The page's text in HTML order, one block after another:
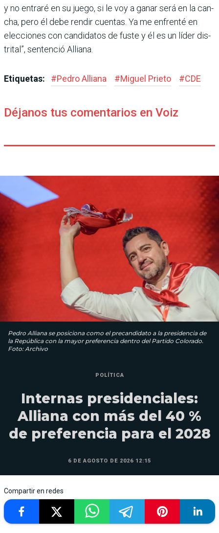
y no entraré en su juego, si le voy a ganar será en la can­
cha, pero él debe rendir cuentas. Ya me enfrenté en
elecciones con candidatos de fuste y él es un líder dis­
trital”, sentenció Alliana.
Etiquetas: #Pedro Alliana #Miguel Prieto #CDE
Déjanos tus comentarios en Voiz
Pedro Alliana se posiciona como el precandidato a la presidencia de
la República con la mayor preferencia dentro del Partido Colorado.
Foto: Archivo
POLÍTICA
Internas presidenciales:
Alliana con más del 40 %
de preferencia para el 2028
6 DE AGOSTO DE 2026 12:15
Compartir en redes